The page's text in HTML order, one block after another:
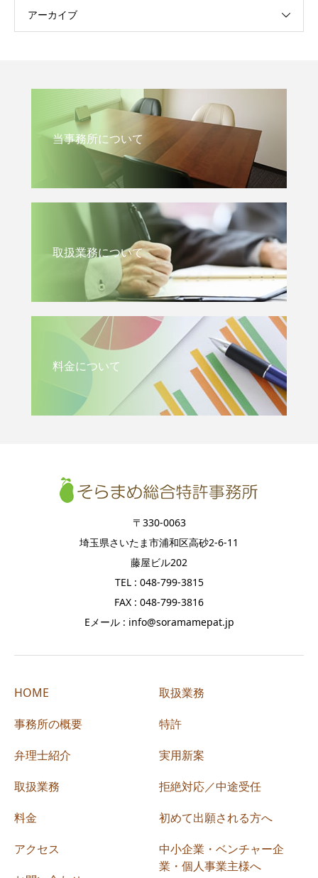
アーカイブ
当事務所について
取扱業務について
料金について
〒330-0063
埼玉県さいたま市浦和区高砂2-6-11
藤屋ビル202
TEL : 048-799-3815
FAX : 048-799-3816
Eメール : info@soramamepat.jp
HOME
事務所の概要
弁理士紹介
取扱業務
料金
アクセス
取扱業務
特許
実用新案
拒絶対応／中途受任
初めて出願される方へ
中小企業・ベンチャー企
業・個人事業主様へ